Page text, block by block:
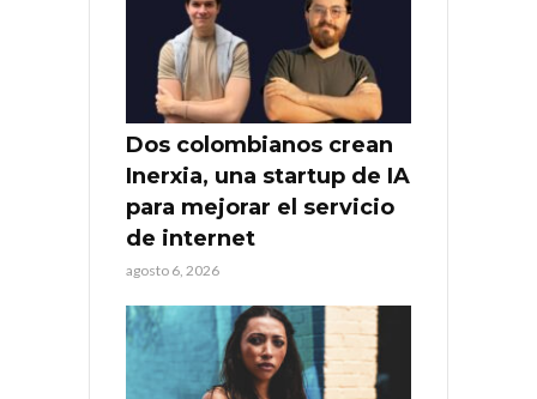
Dos colombianos crean
Inerxia, una startup de IA
para mejorar el servicio
de internet
agosto 6, 2026